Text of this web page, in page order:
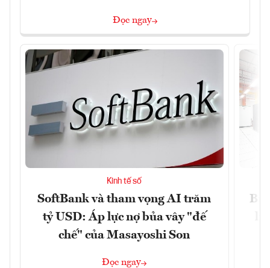
Đọc ngay
Kinh tế số
SoftBank và tham vọng AI trăm
tỷ USD: Áp lực nợ bủa vây "đế
chế" của Masayoshi Son
Đọc ngay